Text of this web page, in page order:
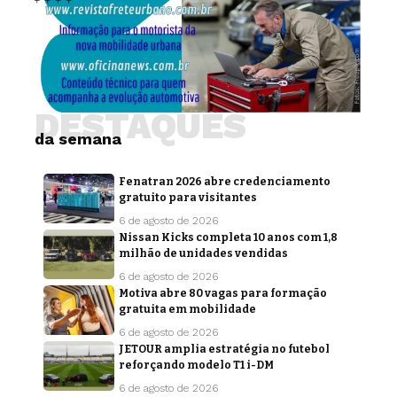
da semana
DESTAQUES
Fenatran 2026 abre credenciamento
gratuito para visitantes
6 de agosto de 2026
Nissan Kicks completa 10 anos com 1,8
milhão de unidades vendidas
6 de agosto de 2026
Motiva abre 80 vagas para formação
gratuita em mobilidade
6 de agosto de 2026
JETOUR amplia estratégia no futebol
reforçando modelo T1 i-DM
6 de agosto de 2026